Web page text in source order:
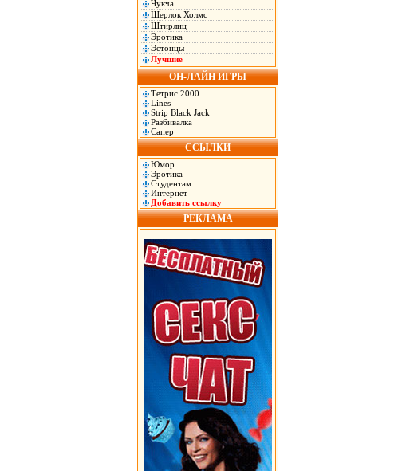
Чукча
Шерлок Холмс
Штирлиц
Эротика
Эстонцы
Лучшие
ОН-ЛАЙН ИГРЫ
Тетрис 2000
Lines
Strip Black Jack
Разбивалка
Сапер
ССЫЛКИ
Юмор
Эротика
Студентам
Интернет
Добавить ссылку
РЕКЛАМА